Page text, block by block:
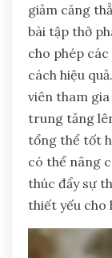
giảm căng
bài tập thở
cho phép
cách hiệu
viên tham
trung tăng
tổng thể tốt
có thể nâng
thúc đẩy sự
thiết yếu cho